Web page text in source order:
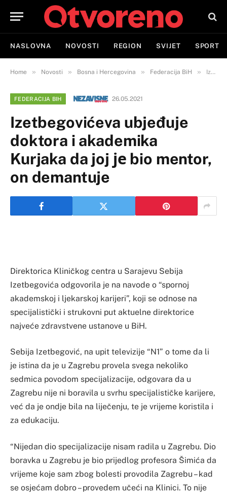
NASLOVNA NOVOSTI REGION SVIJET SPORT
Home » Novosti » Bosna i Hercegovina » Federacija BiH » Izetbegovićeva ubjeđuje doktora i akademika Kurjaka da joj је bio mentor, on demantuje
FEDERACIJA BIH 26.05.2021
Izetbegovićeva ubjeđuje
doktora i akademika
Kurjaka da joj је bio mentor,
on demantuje
Direktorica Kliničkog centra u Sarajevu Sebija
Izetbegovića odgovorila je na navode o “spornoj
akademskoj i ljekarskoj karijeri”, koji se odnose na
specijalistički i strukovni put aktuelne direktorice
najveće zdravstvene ustanove u BiH.
Sebija Izetbegović, na upit televizije “N1” o tome da li
je istina da je u Zagrebu provela svega nekoliko
sedmica povodom specijalizacije, odgovara da u
Zagrebu nije ni boravila u svrhu specijalističke karijere,
već da je ondje bila na liječenju, te je vrijeme koristila i
za edukaciju.
“Nijedan dio specijalizacije nisam radila u Zagrebu. Dio
boravka u Zagrebu je bio prijedlog profesora Šimića da
vrijeme koje sam zbog bolesti provodila Zagrebu – kad
se osjećam dobro – provedem učeći na Klinici. To nije